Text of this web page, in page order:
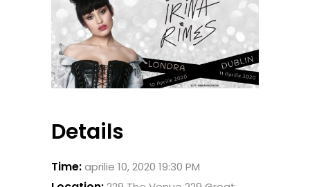
Details
Time:aprilie 10, 2020 19:30 PM